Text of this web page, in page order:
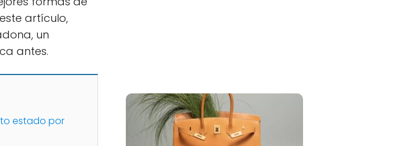
artículo,
un
antes.
estado por